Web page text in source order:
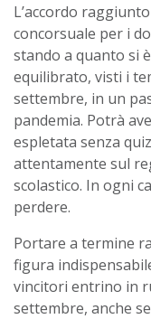
L’accordo
concorsuale per i
stando a quanto si
equilibrato, visti i
settembre, in un
pandemia. Potrà
espletata senza
attentamente sul
scolastico. In ogni
perdere.
Portare a termine
figura
vincitori entrino in
settembre, anche